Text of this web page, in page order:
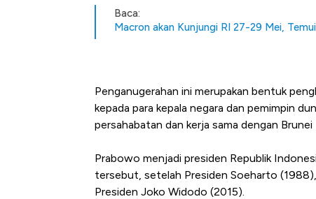
Baca:
Macron akan Kunjungi RI 27-29 Mei,
Penganugerahan ini merupakan bentuk
kepada para kepala negara dan pemimpin
persahabatan dan kerja sama dengan Brunei
Prabowo menjadi presiden Republik
tersebut, setelah Presiden Soeharto
Presiden Joko Widodo (2015).